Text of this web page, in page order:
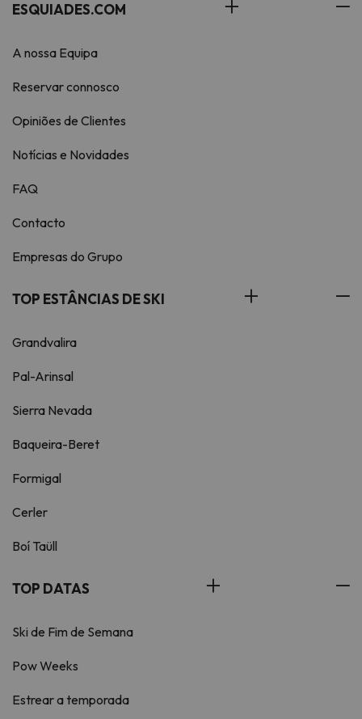
ESQUIADES.COM
A nossa Equipa
Reservar connosco
Opiniões de Clientes
Notícias e Novidades
FAQ
Contacto
Empresas do Grupo
TOP ESTÂNCIAS DE SKI
Grandvalira
Pal-Arinsal
Sierra Nevada
Baqueira-Beret
Formigal
Cerler
Boí Taüll
TOP DATAS
Ski de Fim de Semana
Pow Weeks
Estrear a temporada